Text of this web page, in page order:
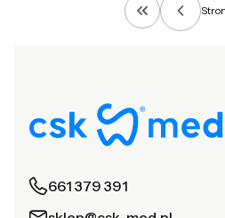
Wróć do
661 379 391